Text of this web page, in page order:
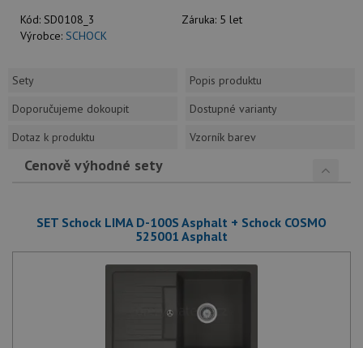
Kód: SD0108_3 Záruka: 5 let
Výrobce: SCHOCK
Sety
Popis produktu
Doporučujeme dokoupit
Dostupné varianty
Dotaz k produktu
Vzorník barev
Cenově výhodné sety
SET Schock LIMA D-100S Asphalt + Schock COSMO
525001 Asphalt